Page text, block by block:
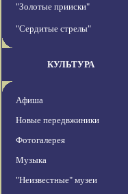
"Золотые прииски"
"Сердитые стрелы"
КУЛЬТУРА
Афиша
Новые передвжиники
Фотогалерея
Музыка
"Неизвестные" музеи